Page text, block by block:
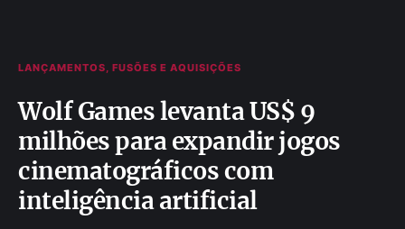
LANÇAMENTOS, FUSÕES E AQUISIÇÕES
Wolf Games levanta US$ 9
milhões para expandir jogos
cinematográficos com
inteligência artificial